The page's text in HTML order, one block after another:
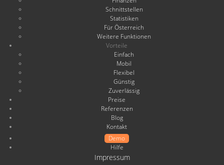
Schnittstellen
Statistiken
Für Österreich
Weitere Funktionen
Vorteile
Einfach
Mobil
Flexibel
Günstig
Zuverlässig
Preise
Referenzen
Blog
Kontakt
Demo
Hilfe
Impressum